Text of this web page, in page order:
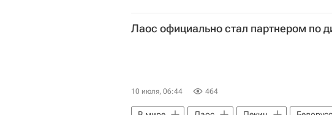
Лаос официально стал партнером по
10 июля, 06:44 464